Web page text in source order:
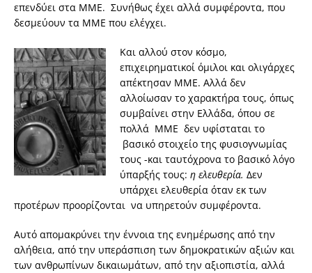
επενδύει στα ΜΜΕ. Συνήθως έχει αλλά συμφέροντα, που
δεσμεύουν τα ΜΜΕ που ελέγχει.
Και αλλού στον κόσμο,
επιχειρηματικοί όμιλοι και ολιγάρχες
απέκτησαν ΜΜΕ. Αλλά δεν
αλλοίωσαν το χαρακτήρα τους, όπως
συμβαίνει στην Ελλάδα, όπου σε
πολλά ΜΜΕ δεν υφίσταται το
βασικό στοιχείο της φυσιογνωμίας
τους -και ταυτόχρονα το βασικό λόγο
ύπαρξής τους: η ελευθερία. Δεν
υπάρχει ελευθερία όταν εκ των
προτέρων προορίζονται να υπηρετούν συμφέροντα.
Αυτό απομακρύνει την έννοια της ενημέρωσης από την
αλήθεια, από την υπεράσπιση των δημοκρατικών αξιών και
των ανθρωπίνων δικαιωμάτων, από την αξιοπιστία, αλλά